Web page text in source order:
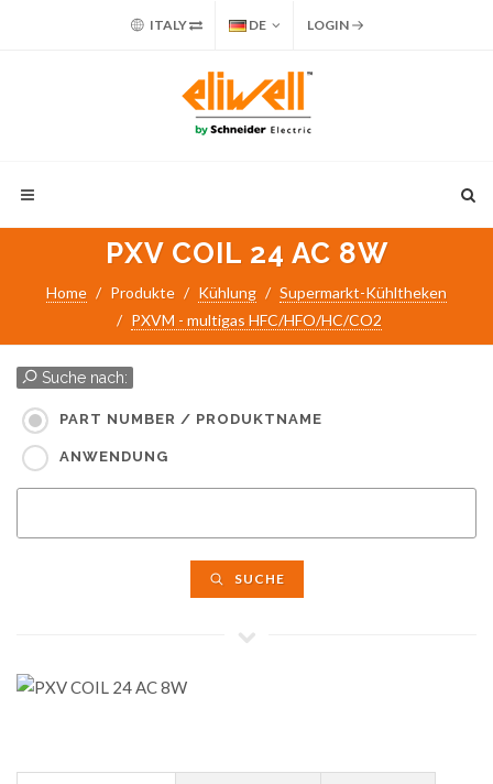
ITALY DE LOGIN
PXV COIL 24 AC 8W
Home Produkte Kühlung
Supermarkt-Kühltheken
PXVM - multigas HFC/HFO/HC/CO2
Suche nach:
PART NUMBER / PRODUKTNAME
ANWENDUNG
SUCHE